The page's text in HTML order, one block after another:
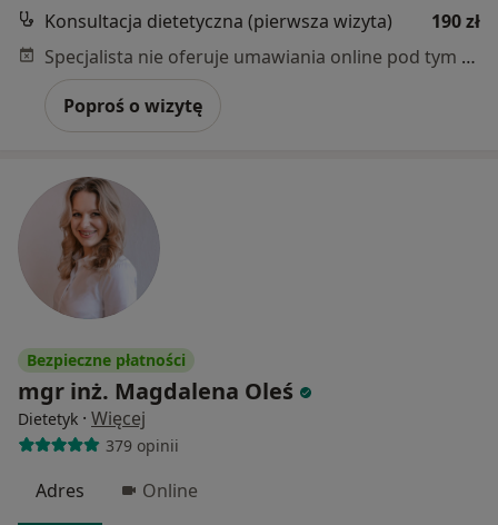
Konsultacja dietetyczna (pierwsza wizyta)
190 zł
Specjalista nie oferuje umawiania online pod tym adresem.
Poproś o wizytę
Bezpieczne płatności
mgr inż. Magdalena Oleś
Dietetyk · Więcej
379 opinii
Adres Online